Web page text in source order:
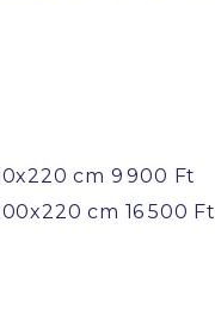
cm 9 900 Ft
cm 16 500 Ft